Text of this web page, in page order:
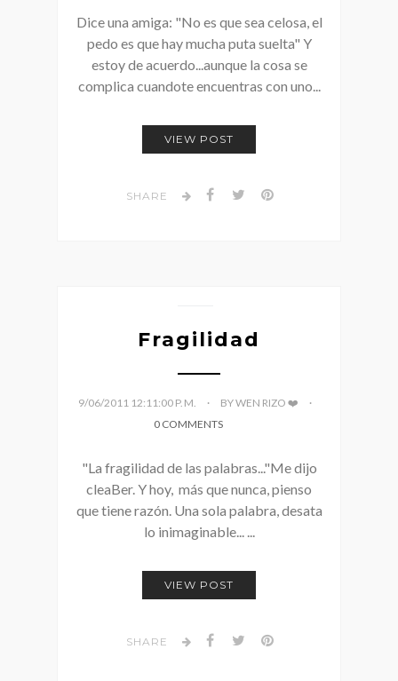
Dice una amiga: "No es que sea celosa, el
pedo es que hay mucha puta suelta" Y
estoy de acuerdo...aunque la cosa se
complica cuandote encuentras con uno...
VIEW POST
SHARE
Fragilidad
9/06/2011 12:11:00 P. M.
BY WEN RIZO ❤️
0 COMMENTS
"La fragilidad de las palabras..."Me dijo
cleaBer. Y hoy, más que nunca, pienso
que tiene razón. Una sola palabra, desata
lo inimaginable... ...
VIEW POST
SHARE